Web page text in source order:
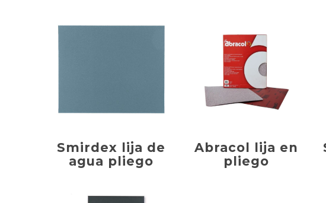
Smirdex lija de
agua pliego
Abracol lija en
pliego